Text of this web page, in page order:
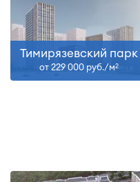
Тимирязевский парк
от 229 000 руб./м2